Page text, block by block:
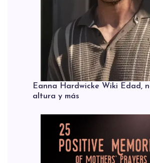
Eanna Hardwicke Wiki Edad,
altura y más